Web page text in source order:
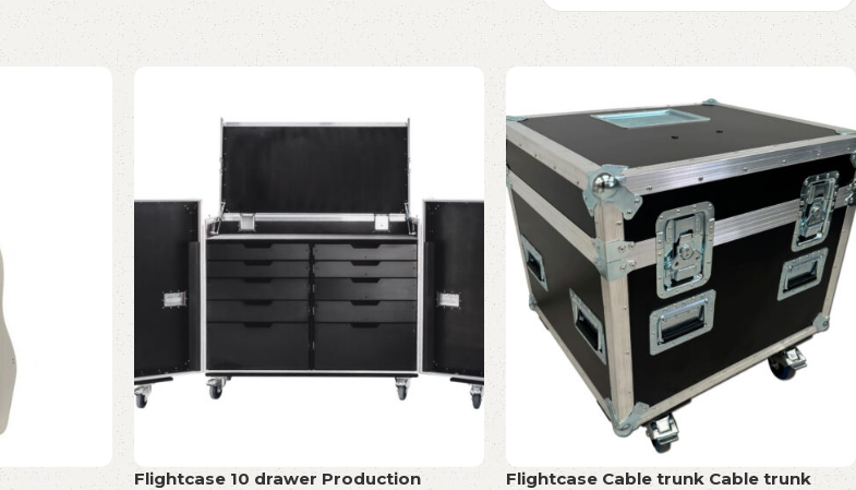
Flightcase 10 drawer Production Flightcase Cable trunk Cable trunk